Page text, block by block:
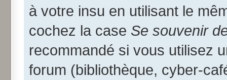
à votre insu en utilisant le
cochez la case Se souvenir
recommandé si vous utilisez
forum (bibliothèque, cyber-